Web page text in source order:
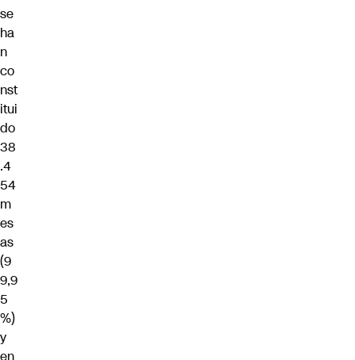
se
ha
n
co
nst
itui
do
38
.4
54
m
es
as
(9
9,9
5
%)
y
en